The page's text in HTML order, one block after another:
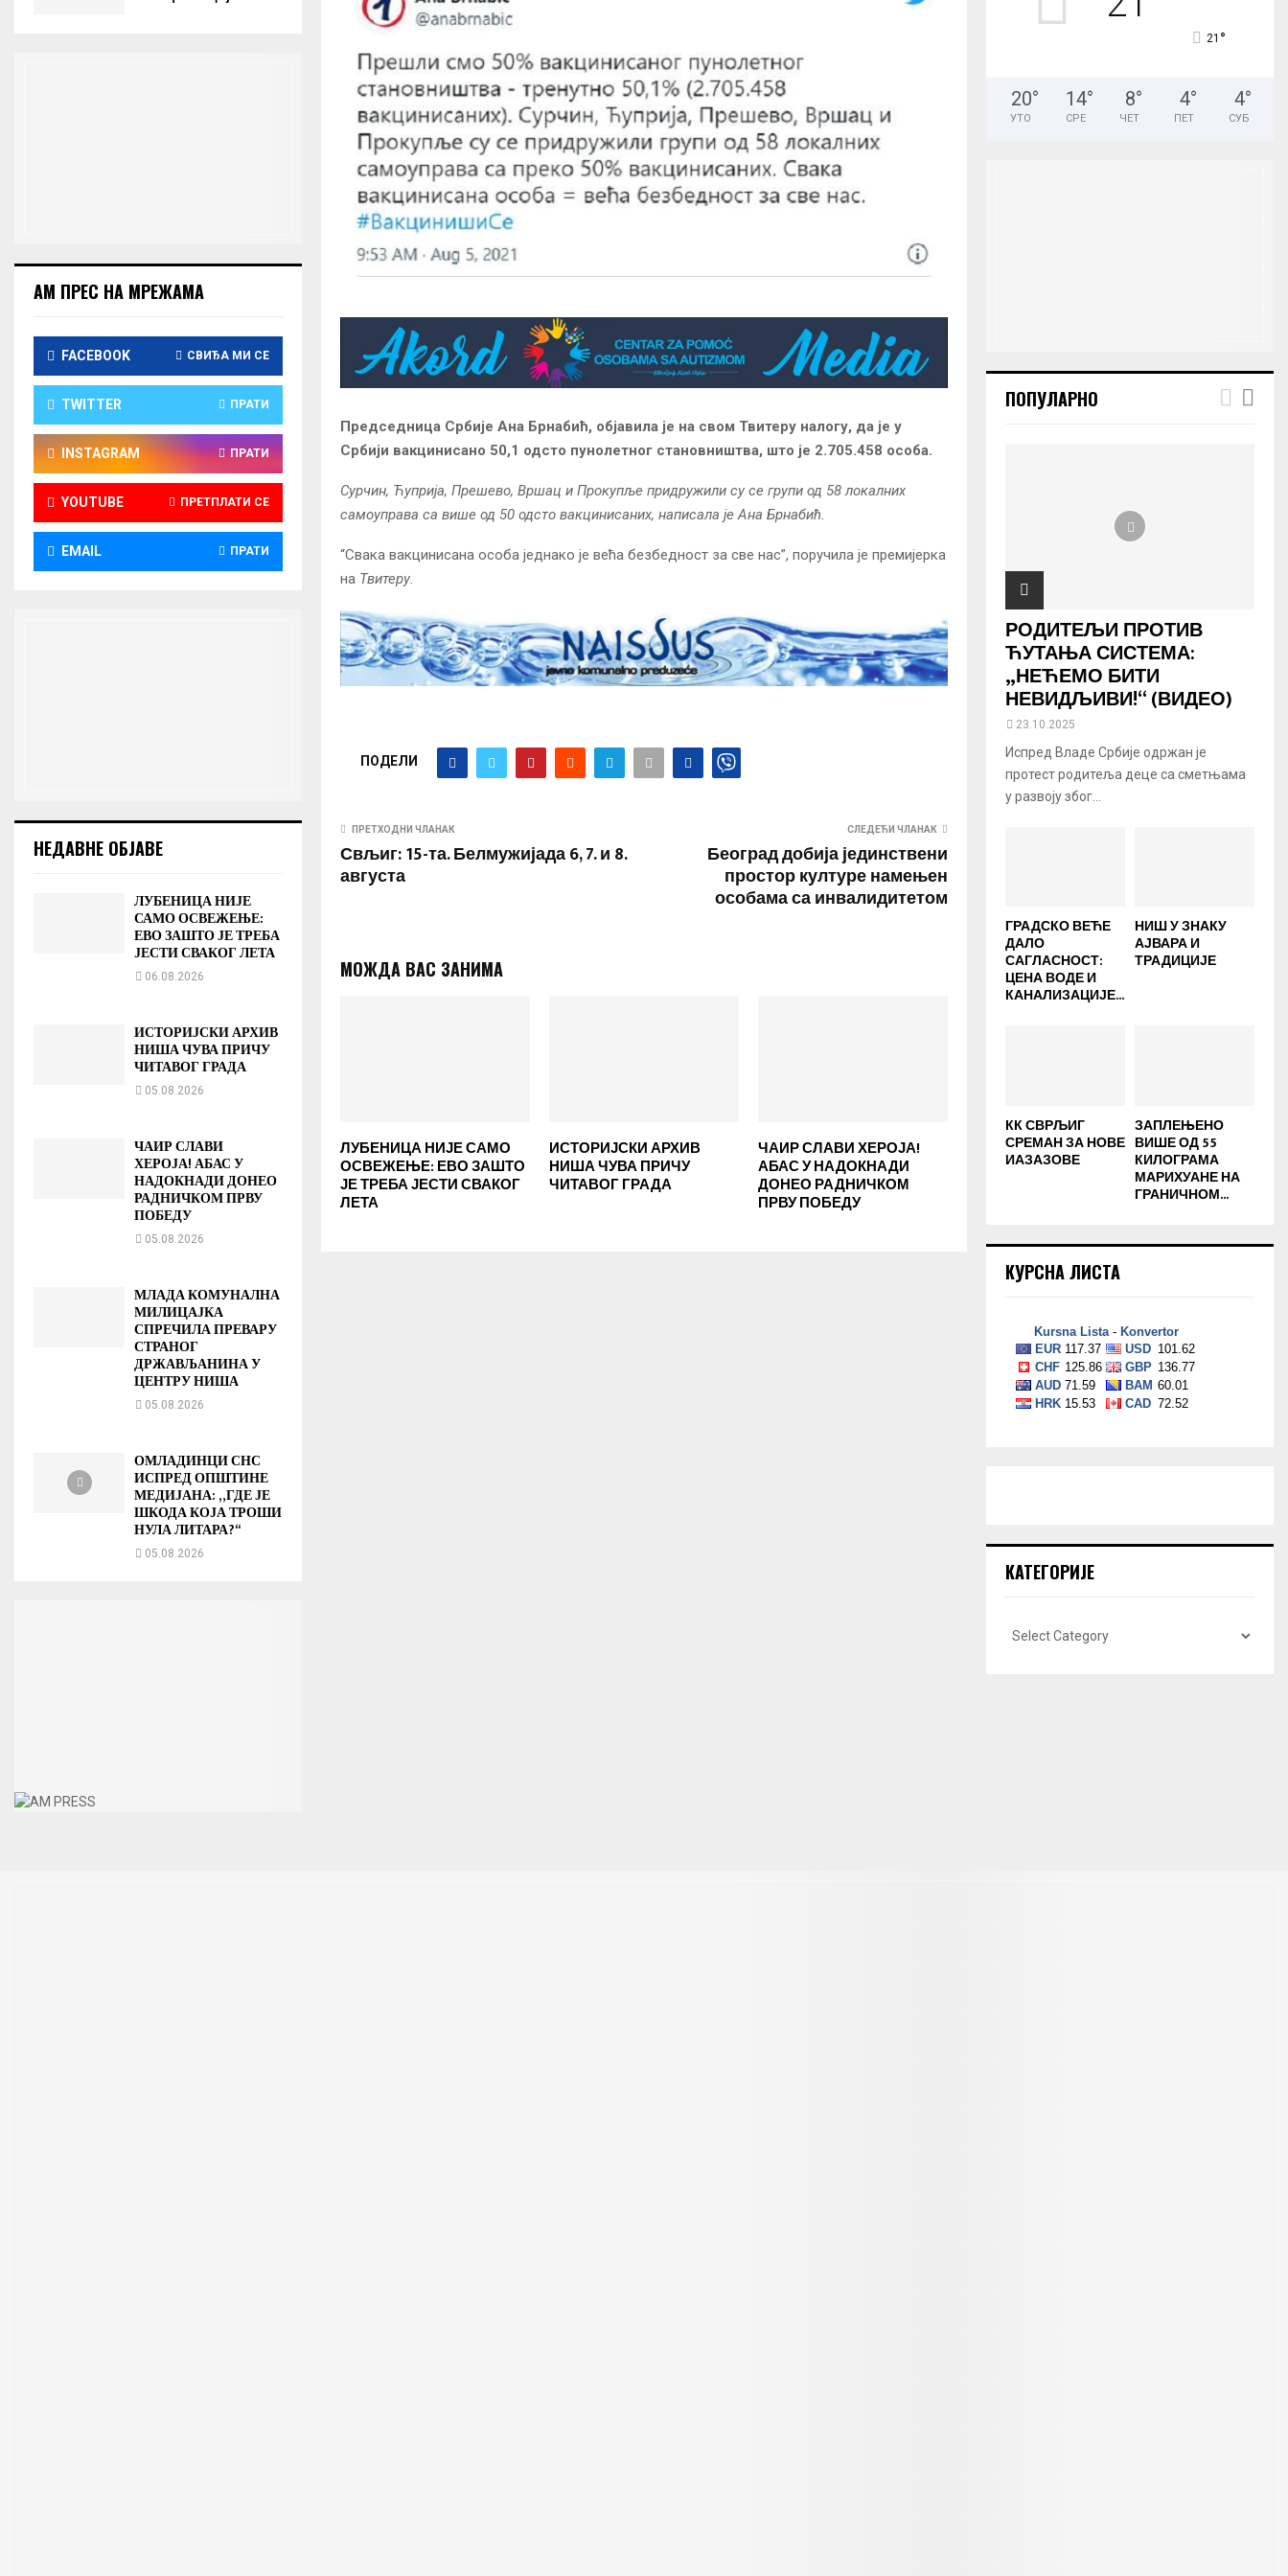
Председница Србије Ана Брнабић, објавила је на свом Твитеру налогу, да је у
Србији вакцинисано 50,1 одсто пунолетног становништва, што је 2.705.458 особа.
Сурчин, Ћуприја, Прешево, Вршац и Прокупље придружили су се групи од 58 локалних
самоуправа са више од 50 одсто вакцинисаних, написала је Ана Брнабић.
“Свака вакцинисана особа једнако је већа безбедност за све нас”, поручила је премијерка
на Твитеру.
ПОДЕЛИ
ПРЕТХОДНИ ЧЛАНАК
Свљиг: 15-та. Белмужијада 6, 7. и 8.
августа
СЛЕДЕЋИ ЧЛАНАК
Београд добија јединствени
простор културе намењен
особама са инвалидитетом
МОЖДА ВАС ЗАНИМА
ЛУБЕНИЦА НИЈЕ САМО
ОСВЕЖЕЊЕ: ЕВО ЗАШТО
ЈЕ ТРЕБА ЈЕСТИ СВАКОГ
ЛЕТА
ИСТОРИЈСКИ АРХИВ
НИША ЧУВА ПРИЧУ
ЧИТАВОГ ГРАДА
ЧАИР СЛАВИ ХЕРОЈА!
АБАС У НАДОКНАДИ
ДОНЕО РАДНИЧКОМ
ПРВУ ПОБЕДУ
АМ ПРЕС НА МРЕЖАМА
FACEBOOK СВИЂА МИ СЕ
TWITTER ПРАТИ
INSTAGRAM ПРАТИ
YOUTUBE ПРЕТПЛАТИ СЕ
EMAIL ПРАТИ
НЕДАВНЕ ОБЈАВЕ
ЛУБЕНИЦА НИЈЕ
САМО ОСВЕЖЕЊЕ:
ЕВО ЗАШТО ЈЕ ТРЕБА
ЈЕСТИ СВАКОГ ЛЕТА
06.08.2026
ИСТОРИЈСКИ АРХИВ
НИША ЧУВА ПРИЧУ
ЧИТАВОГ ГРАДА
05.08.2026
ЧАИР СЛАВИ
ХЕРОЈА! АБАС У
НАДОКНАДИ ДОНЕО
РАДНИЧКОМ ПРВУ
ПОБЕДУ
05.08.2026
МЛАДА КОМУНАЛНА
МИЛИЦАЈКА
СПРЕЧИЛА ПРЕВАРУ
СТРАНОГ
ДРЖАВЉАНИНА У
ЦЕНТРУ НИША
05.08.2026
ОМЛАДИНЦИ СНС
ИСПРЕД ОПШТИНЕ
МЕДИЈАНА: „ГДЕ ЈЕ
ШКОДА КОЈА ТРОШИ
НУЛА ЛИТАРА?“
05.08.2026
21 °
20°
УТО
14°
СРЕ
8°
ЧЕТ
4°
ПЕТ
4°
СУБ
ПОПУЛАРНО
РОДИТЕЉИ ПРОТИВ
ЋУТАЊА СИСТЕМА:
„НЕЋЕМО БИТИ
НЕВИДЉИВИ!“ (ВИДЕО)
23.10.2025
Испред Владе Србије одржан је
протест родитеља деце са сметњама
у развоју због...
ГРАДСКО ВЕЋЕ
ДАЛО
САГЛАСНОСТ:
ЦЕНА ВОДЕ И
КАНАЛИЗАЦИЈЕ...
НИШ У ЗНАКУ
АЈВАРА И
ТРАДИЦИЈЕ
КК СВРЉИГ
СРЕМАН ЗА НОВЕ
ИАЗАЗОВЕ
ЗАПЛЕЊЕНО
ВИШЕ ОД 55
КИЛОГРАМА
МАРИХУАНЕ НА
ГРАНИЧНОМ...
КУРСНА ЛИСТА
КАТЕГОРИЈЕ